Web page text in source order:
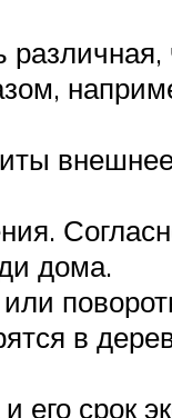
дома.
в
срок